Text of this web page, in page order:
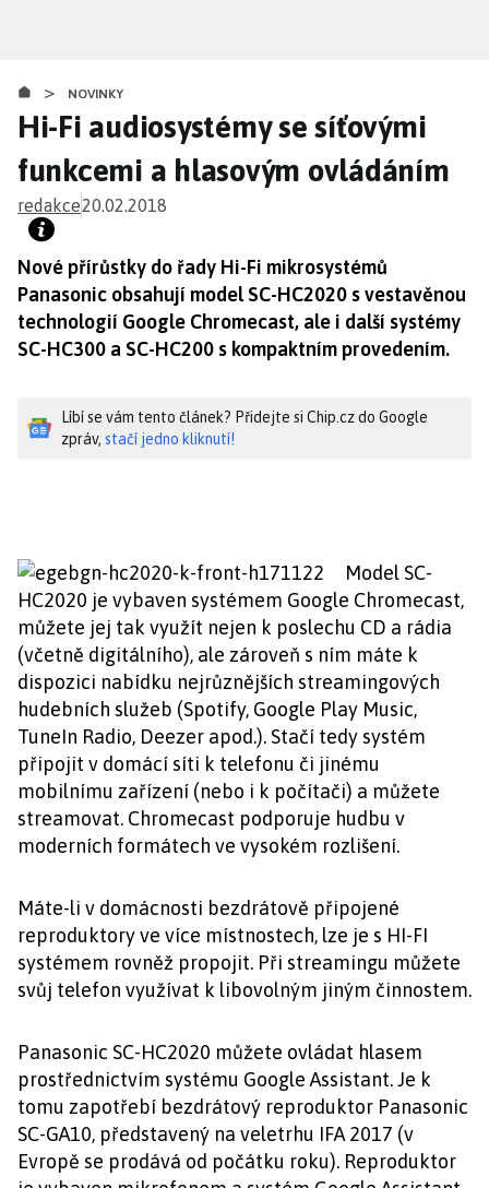
obsahu
> NOVINKY
Hi-Fi audiosystémy se síťovými
funkcemi a hlasovým ovládáním
redakce20.02.2018
Nové přírůstky do řady Hi-Fi mikrosystémů
Panasonic obsahují model SC-HC2020 s vestavěnou
technologií Google Chromecast, ale i další systémy
SC-HC300 a SC-HC200 s kompaktním provedením.
Líbí se vám tento článek? Přidejte si Chip.cz do Google
zpráv, stačí jedno kliknutí!
Model SC-
HC2020 je vybaven systémem Google Chromecast,
můžete jej tak využít nejen k poslechu CD a rádia
(včetně digitálního), ale zároveň s ním máte k
dispozici nabídku nejrůznějších streamingových
hudebních služeb (Spotify, Google Play Music,
TuneIn Radio, Deezer apod.). Stačí tedy systém
připojit v domácí síti k telefonu či jinému
mobilnímu zařízení (nebo i k počítači) a můžete
streamovat. Chromecast podporuje hudbu v
moderních formátech ve vysokém rozlišení.
Máte-li v domácnosti bezdrátově připojené
reproduktory ve více místnostech, lze je s HI-FI
systémem rovněž propojit. Při streamingu můžete
svůj telefon využívat k libovolným jiným činnostem.
Panasonic SC-HC2020 můžete ovládat hlasem
prostřednictvím systému Google Assistant. Je k
tomu zapotřebí bezdrátový reproduktor Panasonic
SC-GA10, představený na veletrhu IFA 2017 (v
Evropě se prodává od počátku roku). Reproduktor